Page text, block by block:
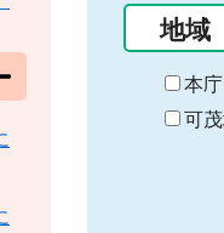
の
始
ま
り
地域
本庁
可